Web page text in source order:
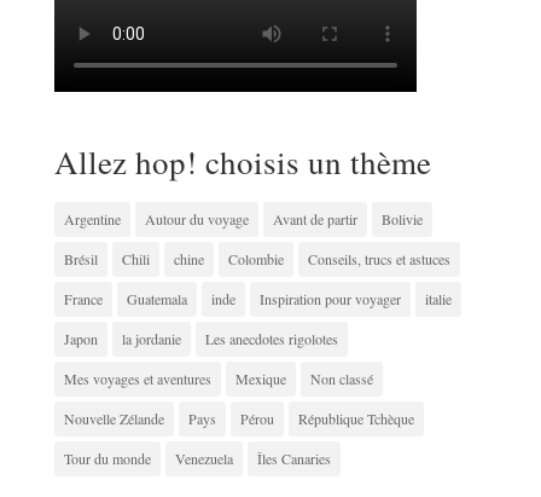
Allez hop! choisis un thème
Argentine Autour du voyage Avant de partir Bolivie
Brésil Chili chine Colombie Conseils, trucs et astuces
France Guatemala inde Inspiration pour voyager italie
Japon la jordanie Les anecdotes rigolotes
Mes voyages et aventures Mexique Non classé
Nouvelle Zélande Pays Pérou République Tchèque
Tour du monde Venezuela Îles Canaries